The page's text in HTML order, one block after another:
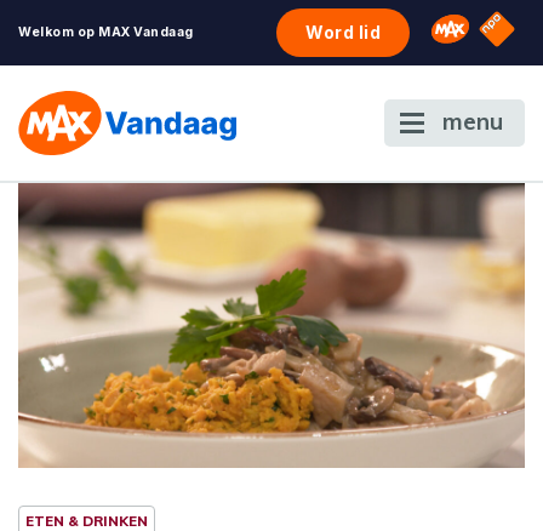
Welkom op MAX Vandaag Word lid Omroep
NPO
menu
ETEN & DRINKEN